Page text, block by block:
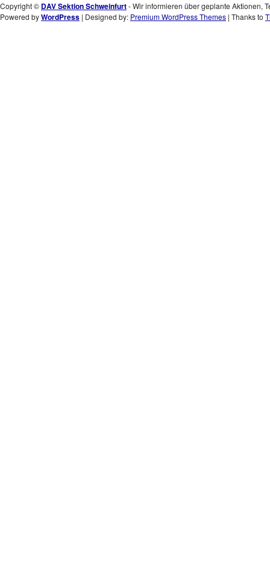
Copyright © DAV Sektion Schweinfurt- Wir informieren über geplante Aktionen,
Powered byWordPress | Designed by: Premium WordPress Themes | Thanks to